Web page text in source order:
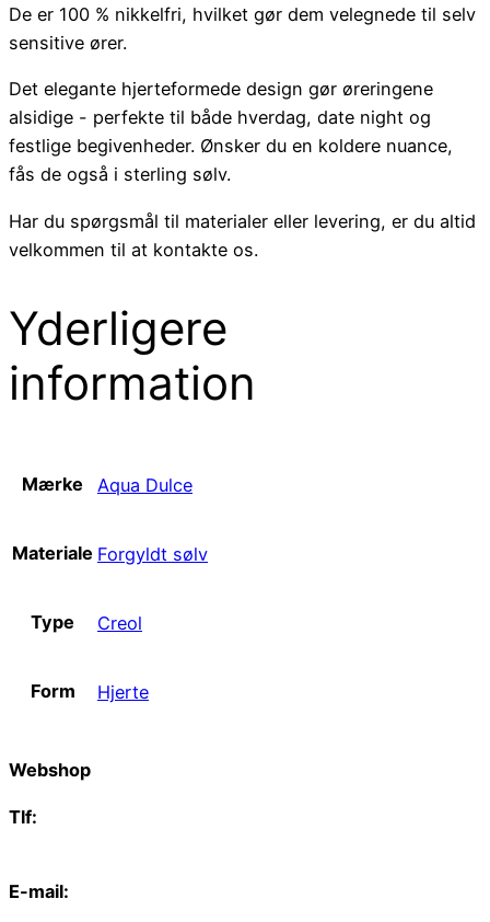
De er 100 % nikkelfri, hvilket gør dem velegnede til selv
sensitive ører.
Det elegante hjerteformede design gør øreringene
alsidige - perfekte til både hverdag, date night og
festlige begivenheder. Ønsker du en koldere nuance,
fås de også i sterling sølv.
Har du spørgsmål til materialer eller levering, er du altid
velkommen til at kontakte os.
Yderligere
information
Mærke Aqua Dulce
Materiale Forgyldt sølv
Type Creol
Form Hjerte
Webshop
Tlf:
E-mail: